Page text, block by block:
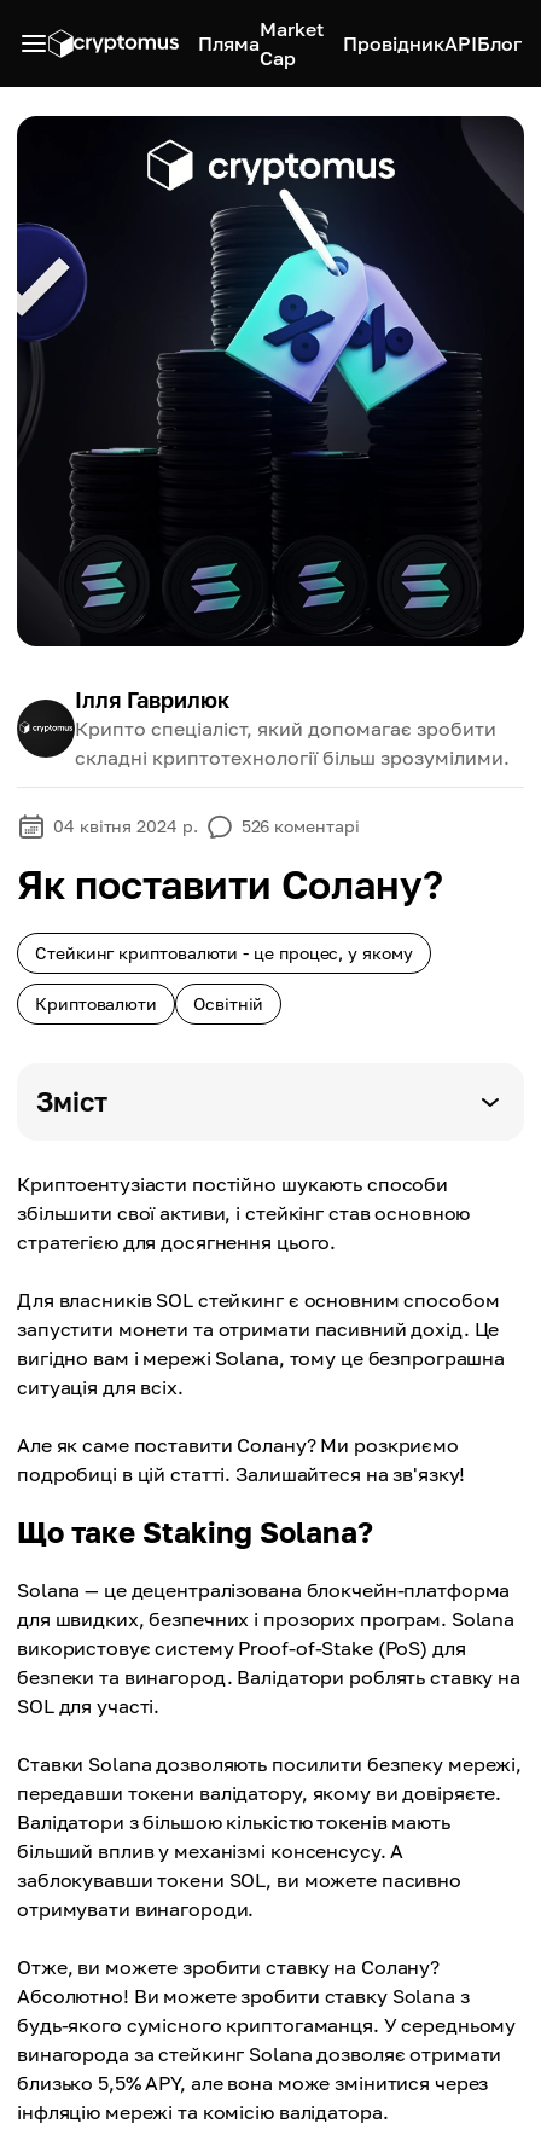
Пляма
Market
Cap
ПровідникAPIБлог
Ілля Гаврилюк
Крипто спеціаліст, який допомагає зробити
складні криптотехнології більш зрозумілими.
04 квітня 2024 р. 526 коментарі
Як поставити Солану?
Стейкинг криптовалюти - це процес, у якому
Криптовалюти Освітній
Зміст
Криптоентузіасти постійно шукають способи
збільшити свої активи, і стейкінг став основною
стратегією для досягнення цього.
Для власників SOL стейкинг є основним способом
запустити монети та отримати пасивний дохід. Це
вигідно вам і мережі Solana, тому це безпрограшна
ситуація для всіх.
Але як саме поставити Солану? Ми розкриємо
подробиці в цій статті. Залишайтеся на зв'язку!
Що таке Staking Solana?
Solana — це децентралізована блокчейн-платформа
для швидких, безпечних і прозорих програм. Solana
використовує систему Proof-of-Stake (PoS) для
безпеки та винагород. Валідатори роблять ставку на
SOL для участі.
Ставки Solana дозволяють посилити безпеку мережі,
передавши токени валідатору, якому ви довіряєте.
Валідатори з більшою кількістю токенів мають
більший вплив у механізмі консенсусу. А
заблокувавши токени SOL, ви можете пасивно
отримувати винагороди.
Отже, ви можете зробити ставку на Солану?
Абсолютно! Ви можете зробити ставку Solana з
будь-якого сумісного криптогаманця. У середньому
винагорода за стейкинг Solana дозволяє отримати
близько 5,5% APY, але вона може змінитися через
інфляцію мережі та комісію валідатора.